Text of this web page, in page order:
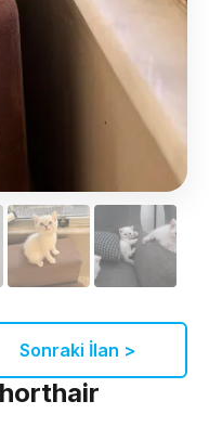
Sonraki İlan >